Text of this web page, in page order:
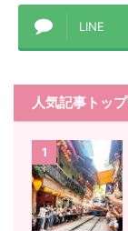
LINE
人気記事トッ
1